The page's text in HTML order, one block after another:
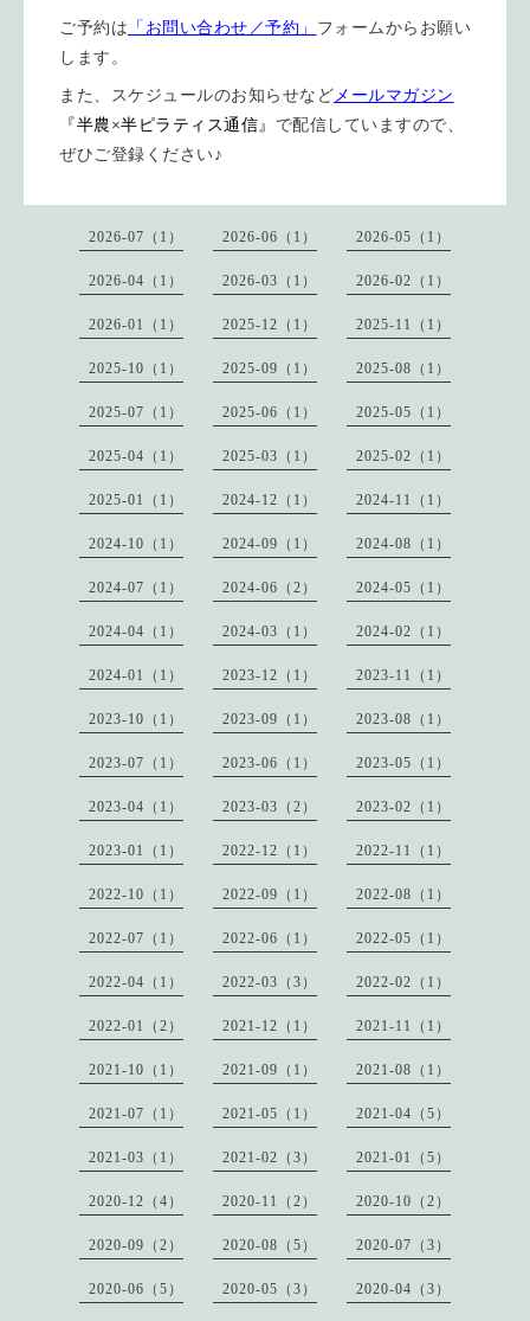
ご予約は 「お問い合わせ／予約」 フォームからお願い
します。
また、スケジュールのお知らせなどメールマガジン
『半農×半ピラティス通信』 で配信していますので、
ぜひご登録ください♪
2026-07（1） 2026-06（1） 2026-05（1）
2026-04（1） 2026-03（1） 2026-02（1）
2026-01（1） 2025-12（1） 2025-11（1）
2025-10（1） 2025-09（1） 2025-08（1）
2025-07（1） 2025-06（1） 2025-05（1）
2025-04（1） 2025-03（1） 2025-02（1）
2025-01（1） 2024-12（1） 2024-11（1）
2024-10（1） 2024-09（1） 2024-08（1）
2024-07（1） 2024-06（2） 2024-05（1）
2024-04（1） 2024-03（1） 2024-02（1）
2024-01（1） 2023-12（1） 2023-11（1）
2023-10（1） 2023-09（1） 2023-08（1）
2023-07（1） 2023-06（1） 2023-05（1）
2023-04（1） 2023-03（2） 2023-02（1）
2023-01（1） 2022-12（1） 2022-11（1）
2022-10（1） 2022-09（1） 2022-08（1）
2022-07（1） 2022-06（1） 2022-05（1）
2022-04（1） 2022-03（3） 2022-02（1）
2022-01（2） 2021-12（1） 2021-11（1）
2021-10（1） 2021-09（1） 2021-08（1）
2021-07（1） 2021-05（1） 2021-04（5）
2021-03（1） 2021-02（3） 2021-01（5）
2020-12（4） 2020-11（2） 2020-10（2）
2020-09（2） 2020-08（5） 2020-07（3）
2020-06（5） 2020-05（3） 2020-04（3）